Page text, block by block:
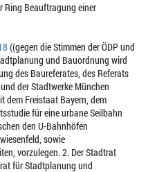
Ring Beauftragung einer
((gegen die Stimmen der ÖDP und
und Bauordnung wird
des Baureferates, des Referats
der Stadtwerke München
dem Freistaat Bayern, dem
für eine urbane Seilbahn
den U-Bahnhöfen
sowie
vorzulegen. 2. Der Stadtrat
für Stadtplanung und